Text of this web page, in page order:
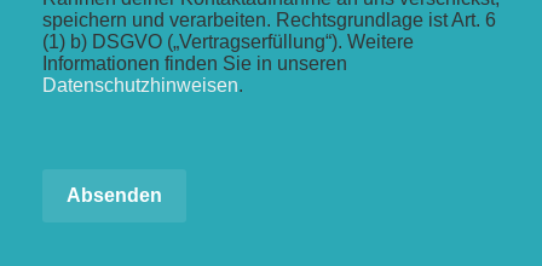
speichern und verarbeiten. Rechtsgrundlage ist Art. 6
(1) b) DSGVO („Vertragserfüllung“). Weitere
Informationen finden Sie in unseren
Datenschutzhinweisen.
Absenden